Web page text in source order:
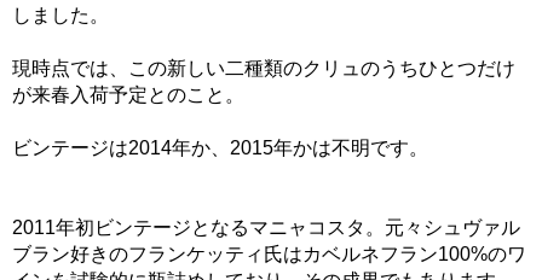
しました。
現時点では、この新しい二種類のクリュのうちひとつだけ
が来春入荷予定とのこと。
ビンテージは2014年か、2015年かは不明です。
2011年初ビンテージとなるマニャコスタ。元々シュヴァル
ブラン好きのフランケッティ氏はカベルネフラン100%のワ